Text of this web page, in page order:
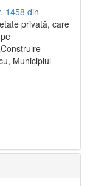
1458 din
privată, care
Municipiul